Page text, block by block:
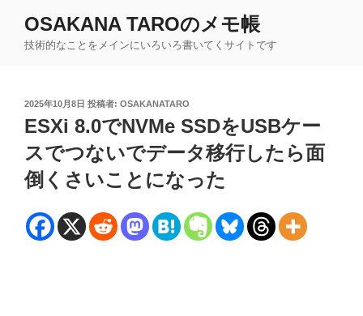
OSAKANA TAROのメモ帳
技術的なことをメインにいろいろ書いてくサイトです
投
稿
日:
2025年10月8日 投稿者: OSAKANATARO
ESXi 8.0でNVMe SSDをUSBケー
スでつないでデータ移行したら面
倒くさいことになった